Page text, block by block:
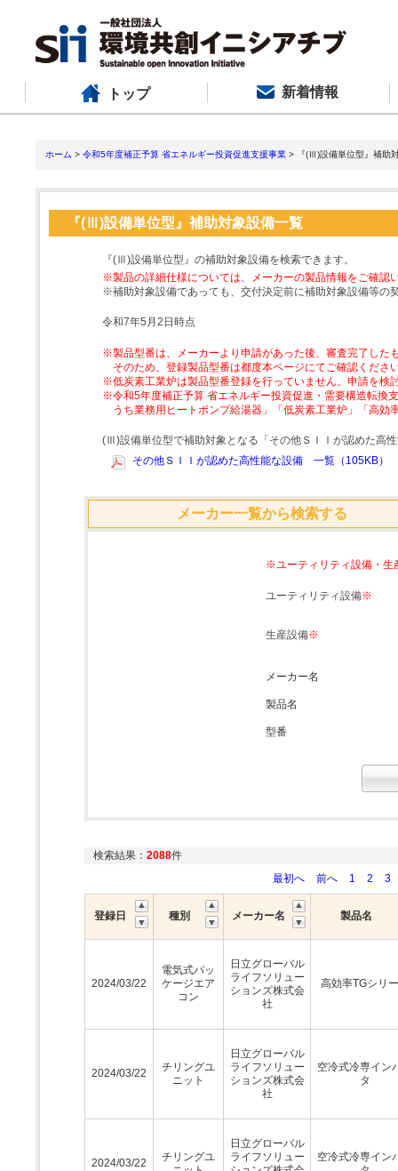
トップ 新着情報
ホーム > 令和5年度補正予算 省エネルギー投資促進支援事業 > 『(Ⅲ)設備単位型』補助
『(Ⅲ)設備単位型』補助対象設備一覧
『(Ⅲ)設備単位型』の補助対象設備を検索できます。
※製品の詳細仕様については、メーカーの製品情報をご確認
※補助対象設備であっても、交付決定前に補助対象設備等の
令和7年5月2日時点
※製品型番は、メーカーより申請があった後、審査完了した
そのため、登録製品型番は都度本ページにてご確認くださ
※低炭素工業炉は製品型番登録を行っていません。申請を検
※令和5年度補正予算 省エネルギー投資促進・需要構造転換
うち業務用ヒートポンプ給湯器」「低炭素工業炉」「高
(Ⅲ)設備単位型で補助対象となる「その他ＳＩＩが認めた高
その他ＳＩＩが認めた高性能な設備 一覧（105KB）
メーカー一覧から検索する
※ユーティリティ設備・生
ユーティリティ設備※
生産設備※
メーカー名
製品名
型番
検索結果： 2088件
最初へ
前へ 1 2 3
登録日 種別 メーカー名 製品名
2024/03/22
電気式パッ
ケージエア
コン
日立グローバル
ライフソリュー
ションズ株式会
社
高効率TGシリ
2024/03/22
チリングユ
ニット
日立グローバル
ライフソリュー
ションズ株式会
社
空冷式冷専イン
タ
2024/03/22
チリングユ
日立グローバル
ライフソリュー
空冷式冷専イン